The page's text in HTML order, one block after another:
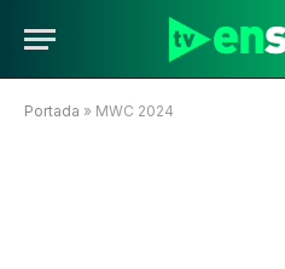
Portada » MWC 2024